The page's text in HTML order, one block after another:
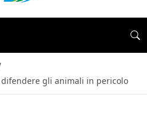
gli animali in pericolo